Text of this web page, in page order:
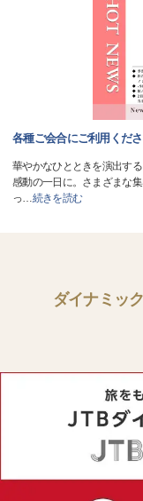
各種ご会合にご利用くだ
華やかなひとときを演出す
感動の一日に。さまざまな
っ…続きを読む
ダイナミッ